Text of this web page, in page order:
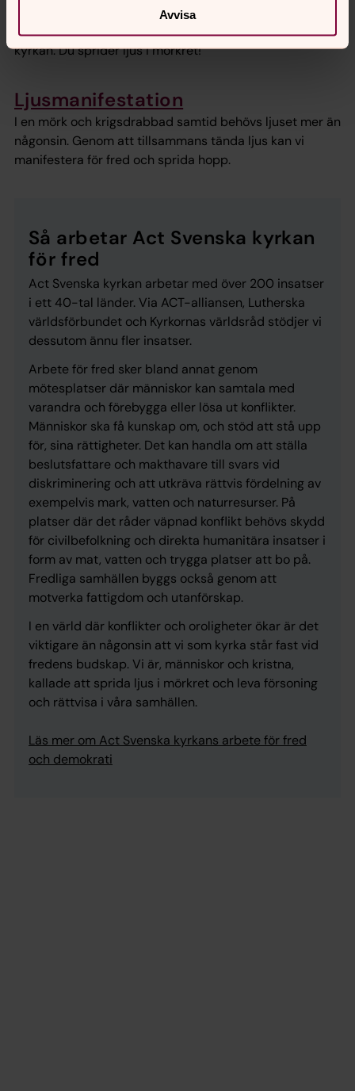
Avvisa
vardagen präglad av krig, våld och otrygghet. Tänd ett
digitalt ljus för fred och ge en gåva till Act Svenska
kyrkan. Du sprider ljus i mörkret!
Ljusmanifestation
I en mörk och krigsdrabbad samtid behövs ljuset mer än
någonsin. Genom att tillsammans tända ljus kan vi
manifestera för fred och sprida hopp.
Så arbetar Act Svenska kyrkan
för fred
Act Svenska kyrkan arbetar med över 200 insatser
i ett 40-tal länder. Via ACT-alliansen, Lutherska
världsförbundet och Kyrkornas världsråd stödjer vi
dessutom ännu fler insatser.
Arbete för fred sker bland annat genom
mötesplatser där människor kan samtala med
varandra och förebygga eller lösa ut konflikter.
Människor ska få kunskap om, och stöd att stå upp
för, sina rättigheter. Det kan handla om att ställa
beslutsfattare och makthavare till svars vid
diskriminering och att ut­kräva rättvis fördelning av
exempelvis mark, vatten och natur­resurser. På
platser där det råder väpnad konflikt behövs skydd
för civilbefolkning och direkta humanitära insatser i
form av mat, vatten och trygga platser att bo på.
Fredliga samhällen byggs också genom att
motverka fattigdom och utanförskap.
I en värld där konflikter och oroligheter ökar är det
viktigare än någonsin att vi som kyrka står fast vid
fredens budskap. Vi är, människor och kristna,
kallade att sprida ljus i mörkret och leva försoning
och rättvisa i våra samhällen.
Läs mer om Act Svenska kyrkans arbete för fred
och demokrati